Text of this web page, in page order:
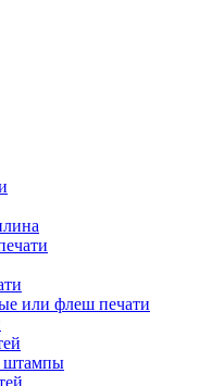
или флеш печати
штампы